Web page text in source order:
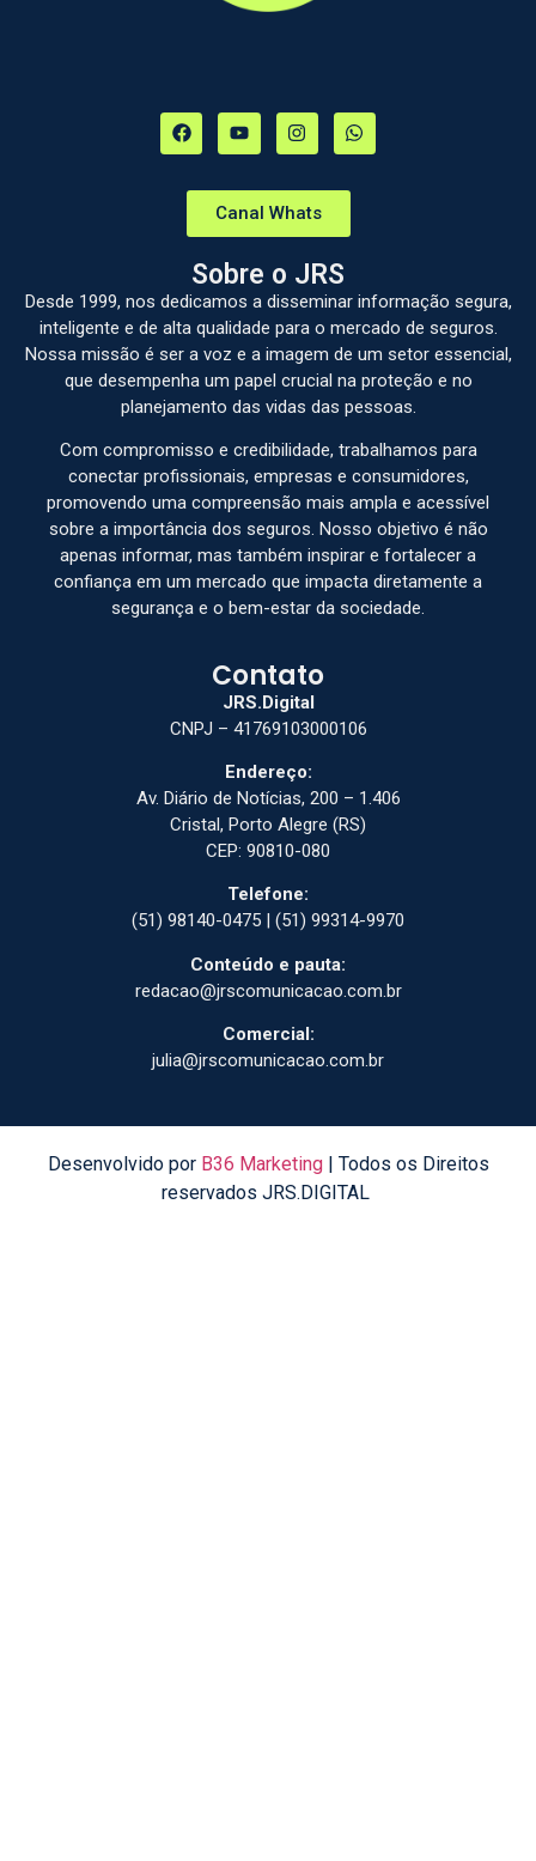
Canal Whats
Sobre o JRS
Desde 1999, nos dedicamos a disseminar informação segura,
inteligente e de alta qualidade para o mercado de seguros.
Nossa missão é ser a voz e a imagem de um setor essencial,
que desempenha um papel crucial na proteção e no
planejamento das vidas das pessoas.
Com compromisso e credibilidade, trabalhamos para
conectar profissionais, empresas e consumidores,
promovendo uma compreensão mais ampla e acessível
sobre a importância dos seguros. Nosso objetivo é não
apenas informar, mas também inspirar e fortalecer a
confiança em um mercado que impacta diretamente a
segurança e o bem-estar da sociedade.
Contato
JRS.Digital
CNPJ – 41769103000106
Endereço:
Av. Diário de Notícias, 200 – 1.406
Cristal, Porto Alegre (RS)
CEP: 90810-080
Telefone:
(51) 98140-0475 | (51) 99314-9970
Conteúdo e pauta:
redacao@jrscomunicacao.com.br
Comercial:
julia@jrscomunicacao.com.br
Desenvolvido por B36 Marketing| Todos os Direitos
reservados JRS.DIGITAL